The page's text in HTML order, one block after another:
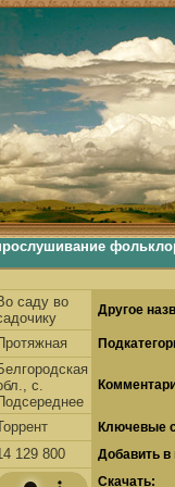
Поиск музыки, поиск фольклора, искать песни, как пели
саду во
Другое
с.
Ключевые
129 800
Добавить в
Скачать: